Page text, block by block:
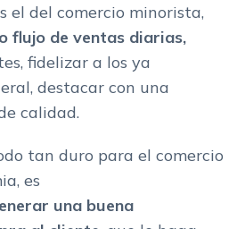
el del comercio minorista,
flujo de ventas diarias,
fidelizar a los ya
destacar con una
calidad.
tan duro para el comercio
es
una buena